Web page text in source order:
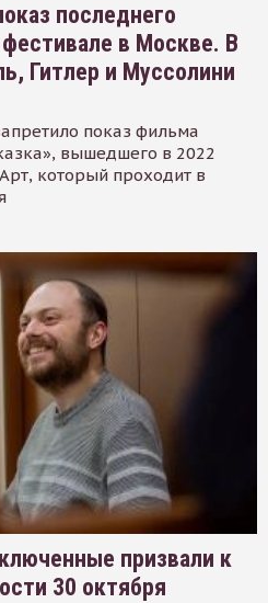
последнего
в Москве. В
Гитлер и Муссолини
показ фильма
вышедшего в 2022
который проходит в
призвали к
30 октября